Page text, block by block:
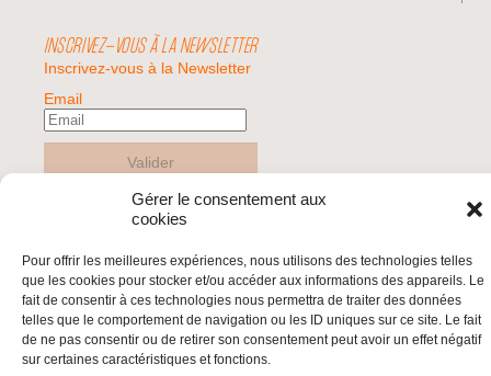
Gérer le consentement aux
cookies
Pour offrir les meilleures expériences, nous utilisons des technologies telles
que les cookies pour stocker et/ou accéder aux informations des appareils. Le
fait de consentir à ces technologies nous permettra de traiter des données
telles que le comportement de navigation ou les ID uniques sur ce site. Le fait
de ne pas consentir ou de retirer son consentement peut avoir un effet négatif
sur certaines caractéristiques et fonctions.
INSCRIVEZ-VOUS À LA NEWSLETTER
Inscrivez-vous à la Newsletter
Email
Valider
citoyenne et non-violente à l'impunité d'Israël |